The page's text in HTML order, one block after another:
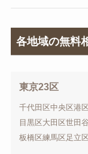
各地域の無料
東京23区
千代田区中央区港区
目黒区大田区世田
板橋区練馬区 足立区